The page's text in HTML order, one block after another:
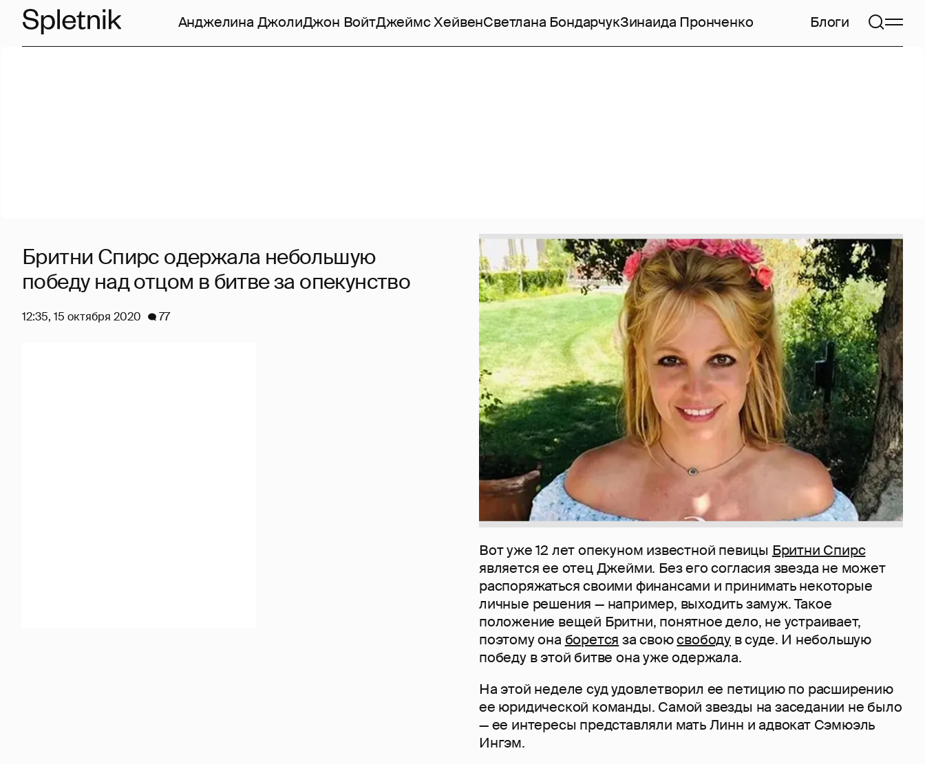
Анджелина ДжолиДжон ВойтДжеймс ХейвенСветлана БондарчукЗинаида Пронченко Блоги
Вот уже 12 лет опекуном известной певицы Бритни Спирс
является ее отец Джейми. Без его согласия звезда не может
распоряжаться своими финансами и принимать некоторые
личные решения — например, выходить замуж. Такое
положение вещей Бритни, понятное дело, не устраивает,
поэтому она борется за своюсвободу в суде. И небольшую
победу в этой битве она уже одержала.
На этой неделе суд удовлетворил ее петицию по расширению
ее юридической команды. Самой звезды на заседании не было
— ее интересы представляли мать Линн и адвокат Сэмюэль
Ингэм.
Бритни Спирс одержала небольшую
победу над отцом в битве за опекунство
12:35, 15 октября 2020 77